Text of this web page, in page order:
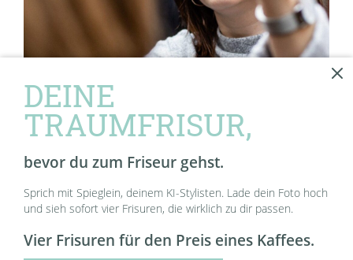
DEINE
TRAUMFRISUR,
bevor du zum Friseur gehst.
Sprich mit Spieglein, deinem KI-Stylisten. Lade dein Foto hoch
und sieh sofort vier Frisuren, die wirklich zu dir passen.
Vier Frisuren für den Preis eines Kaffees.